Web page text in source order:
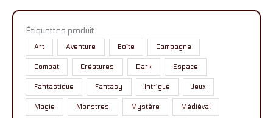
Étiquettes produit
Art Aventure Boîte Campagne
Combat Créatures Dark Espace
Fantastique Fantasy Intrigue Jeux
Magie Monstres Mystère Médiéval